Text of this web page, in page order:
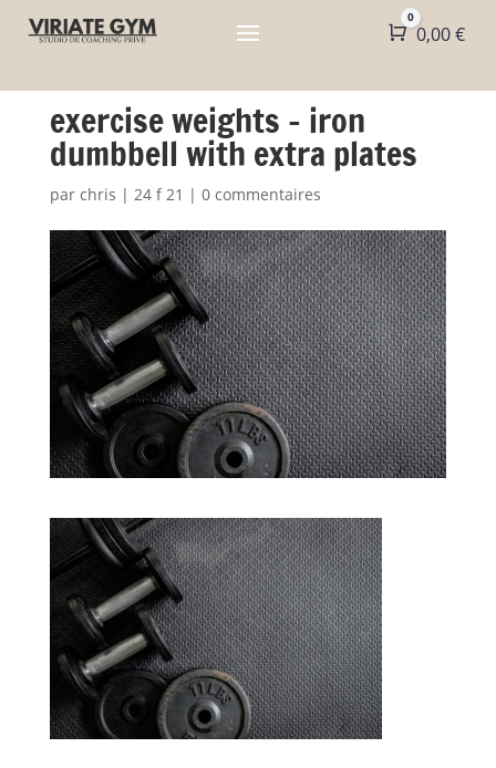
Panier
0
0,00€
exercise weights – iron
dumbbell with extra plates
par chris | 24 f 21 | 0 commentaires